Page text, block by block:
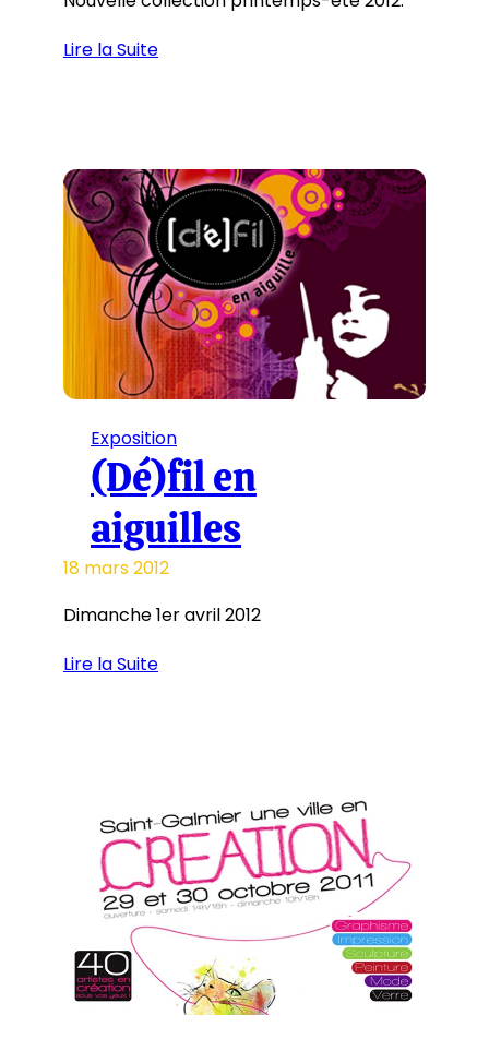
Lire la Suite
Exposition
(Dé)fil en
aiguilles
18 mars 2012
Dimanche 1er avril 2012
Lire la Suite